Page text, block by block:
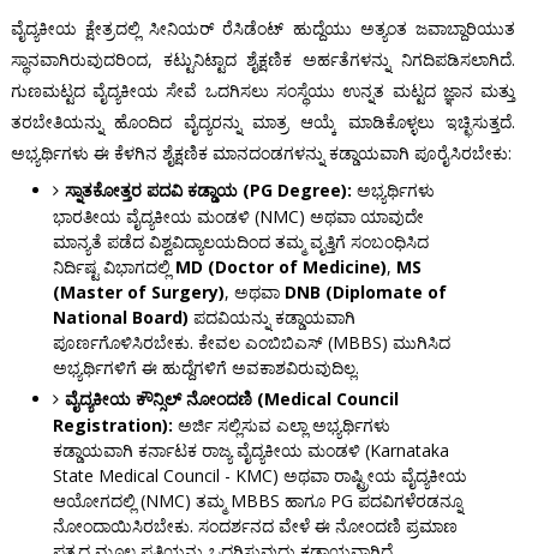
ವೈದ್ಯಕೀಯ ಕ್ಷೇತ್ರದಲ್ಲಿ ಸೀನಿಯರ್ ರೆಸಿಡೆಂಟ್ ಹುದ್ದೆಯು ಅತ್ಯಂತ ಜವಾಬ್ದಾರಿಯುತ
ಸ್ಥಾನವಾಗಿರುವುದರಿಂದ, ಕಟ್ಟುನಿಟ್ಟಾದ ಶೈಕ್ಷಣಿಕ ಅರ್ಹತೆಗಳನ್ನು ನಿಗದಿಪಡಿಸಲಾಗಿದೆ.
ಗುಣಮಟ್ಟದ ವೈದ್ಯಕೀಯ ಸೇವೆ ಒದಗಿಸಲು ಸಂಸ್ಥೆಯು ಉನ್ನತ ಮಟ್ಟದ ಜ್ಞಾನ ಮತ್ತು
ತರಬೇತಿಯನ್ನು ಹೊಂದಿದ ವೈದ್ಯರನ್ನು ಮಾತ್ರ ಆಯ್ಕೆ ಮಾಡಿಕೊಳ್ಳಲು ಇಚ್ಛಿಸುತ್ತದೆ.
ಅಭ್ಯರ್ಥಿಗಳು ಈ ಕೆಳಗಿನ ಶೈಕ್ಷಣಿಕ ಮಾನದಂಡಗಳನ್ನು ಕಡ್ಡಾಯವಾಗಿ ಪೂರೈಸಿರಬೇಕು:
ಸ್ನಾತಕೋತ್ತರ ಪದವಿ ಕಡ್ಡಾಯ (PG Degree): ಅಭ್ಯರ್ಥಿಗಳು
ಭಾರತೀಯ ವೈದ್ಯಕೀಯ ಮಂಡಳಿ (NMC) ಅಥವಾ ಯಾವುದೇ
ಮಾನ್ಯತೆ ಪಡೆದ ವಿಶ್ವವಿದ್ಯಾಲಯದಿಂದ ತಮ್ಮ ವೃತ್ತಿಗೆ ಸಂಬಂಧಿಸಿದ
ನಿರ್ದಿಷ್ಟ ವಿಭಾಗದಲ್ಲಿ MD (Doctor of Medicine), MS
(Master of Surgery), ಅಥವಾ DNB (Diplomate of
National Board) ಪದವಿಯನ್ನು ಕಡ್ಡಾಯವಾಗಿ
ಪೂರ್ಣಗೊಳಿಸಿರಬೇಕು. ಕೇವಲ ಎಂಬಿಬಿಎಸ್ (MBBS) ಮುಗಿಸಿದ
ಅಭ್ಯರ್ಥಿಗಳಿಗೆ ಈ ಹುದ್ದೆಗಳಿಗೆ ಅವಕಾಶವಿರುವುದಿಲ್ಲ.
ವೈದ್ಯಕೀಯ ಕೌನ್ಸಿಲ್ ನೋಂದಣಿ (Medical Council
Registration): ಅರ್ಜಿ ಸಲ್ಲಿಸುವ ಎಲ್ಲಾ ಅಭ್ಯರ್ಥಿಗಳು
ಕಡ್ಡಾಯವಾಗಿ ಕರ್ನಾಟಕ ರಾಜ್ಯ ವೈದ್ಯಕೀಯ ಮಂಡಳಿ (Karnataka
State Medical Council - KMC) ಅಥವಾ ರಾಷ್ಟ್ರೀಯ ವೈದ್ಯಕೀಯ
ಆಯೋಗದಲ್ಲಿ (NMC) ತಮ್ಮ MBBS ಹಾಗೂ PG ಪದವಿಗಳೆರಡನ್ನೂ
ನೋಂದಾಯಿಸಿರಬೇಕು. ಸಂದರ್ಶನದ ವೇಳೆ ಈ ನೋಂದಣಿ ಪ್ರಮಾಣ